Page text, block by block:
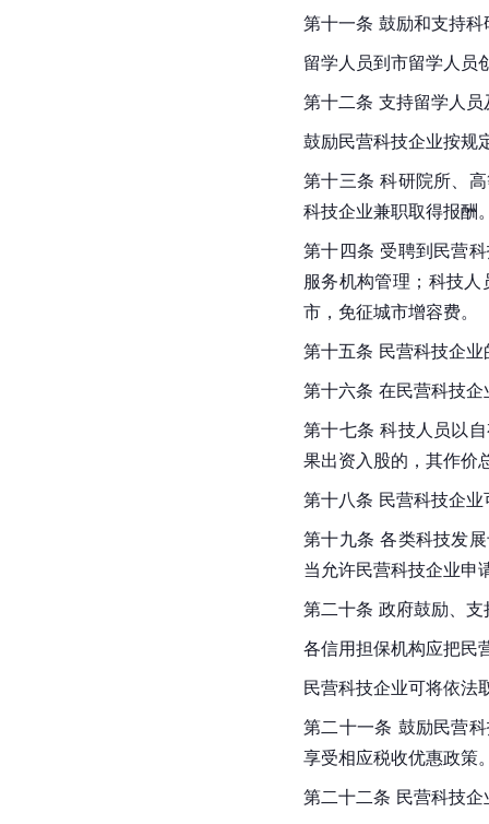
第十一条 鼓励和支持
留学人员到市留学人员
第十二条 支持留学人
鼓励民营科技企业按规
第十三条 科研院所、
科技企业兼职取得报酬
第十四条 受聘到民营
服务机构管理；科技
市，免征城市增容费。
第十五条 民营科技企
第十六条 在民营科技
第十七条 科技人员以
果出资入股的，其作价
第十八条 民营科技企
第十九条 各类科技发
当允许民营科技企业申
第二十条 政府鼓励、
各信用担保机构应把民
民营科技企业可将依法
第二十一条 鼓励民营
享受相应税收优惠政策
第二十二条 民营科技